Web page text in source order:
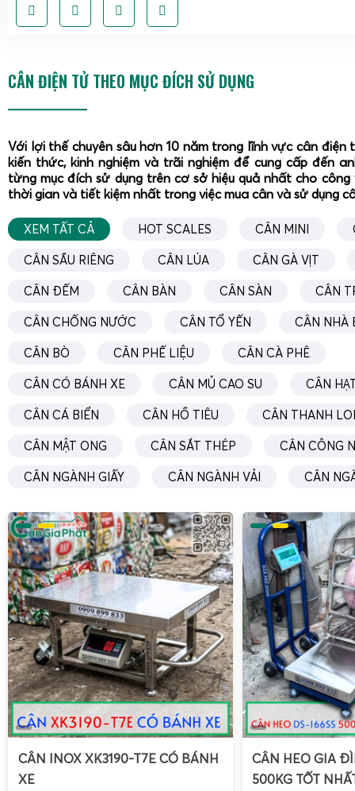
phù hợp với nhu cầu thực tế, tránh lãng phí hoặc thiếu tính
Cân tính tiền 30kg bán thịtchống nước (như cân điện
30kg)thường được thiết kế với mặt bàn cân bằng inox
sinh, hạn chế bám dính mỡ và vụn thịt. Nhiều mẫu cân có
đặt thịt, xương, nội tạng, giúp bảo vệ bề mặt cân và tăng
chính xác của cân bán thịt thường ở mức 5g hoặc 10g,
từng lạng, từng gram, tránh tranh cãi với khách hàng. Một
khả năng lưu trữ nhiều mã hàng (PLU), phù hợp với quầy
phẩm như thịt bò, thịt heo, gà, vịt, xương, giò chả.
CÂN ĐIỆN TỬ THEO MỤC ĐÍCH SỬ DỤNG
Với lợi thế chuyên sâu hơn 10 năm trong lĩnh vực cân điện
kiến thức, kinh nghiệm và trãi nghiệm để cung cấp đến
từng mục đích sử dụng trên cơ sở hiệu quả nhất cho
thời gian và tiết kiệm nhất trong việc mua cân và sử dụng
XEM TẤT CẢ HOT SCALES CÂN MINI
CÂN SẦU RIÊNG CÂN LÚA CÂN GÀ VỊT
CÂN ĐẾM CÂN BÀN CÂN SÀN CÂN
CÂN CHỐNG NƯỚC CÂN TỔ YẾN CÂN NHÀ
CÂN BÒ CÂN PHẾ LIỆU CÂN CÀ PHÊ
CÂN CÓ BÁNH XE CÂN MỦ CAO SU CÂN
CÂN CÁ BIỂN CÂN HỒ TIÊU CÂN THANH
CÂN MẬT ONG CÂN SẮT THÉP CÂN CÔNG
CÂN NGÀNH GIẤY CÂN NGÀNH VẢI CÂN
CÂN INOX XK3190-T7E CÓ BÁNH
XE
CÂN HEO GIA
500KG TỐT